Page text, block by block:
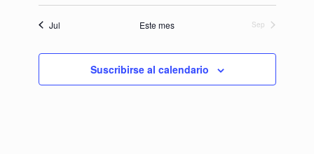
Jul Este mes Sep
Suscribirse al calendario